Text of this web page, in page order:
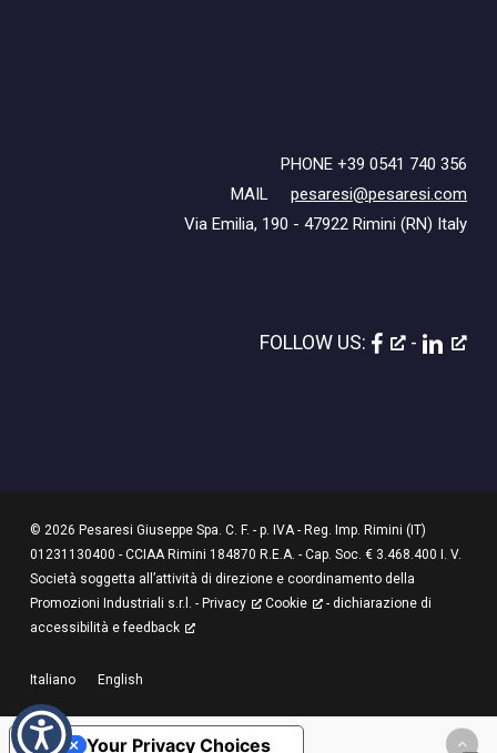
PHONE +39 0541 740 356
MAILpesaresi@pesaresi.com
Via Emilia, 190 - 47922 Rimini (RN) Italy
FOLLOW US: -
© 2026 Pesaresi Giuseppe Spa. C. F. - p. IVA - Reg. Imp. Rimini (IT)
01231130400 - CCIAA Rimini 184870 R.E.A. - Cap. Soc. € 3.468.400 I. V.
Società soggetta all’attività di direzione e coordinamento della
Promozioni Industriali s.r.l. - Privacy Cookie - dichiarazione di
accessibilità e feedback
Italiano English
Your Privacy Choices